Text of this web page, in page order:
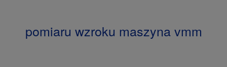
pomiaru wzroku maszyna vmm